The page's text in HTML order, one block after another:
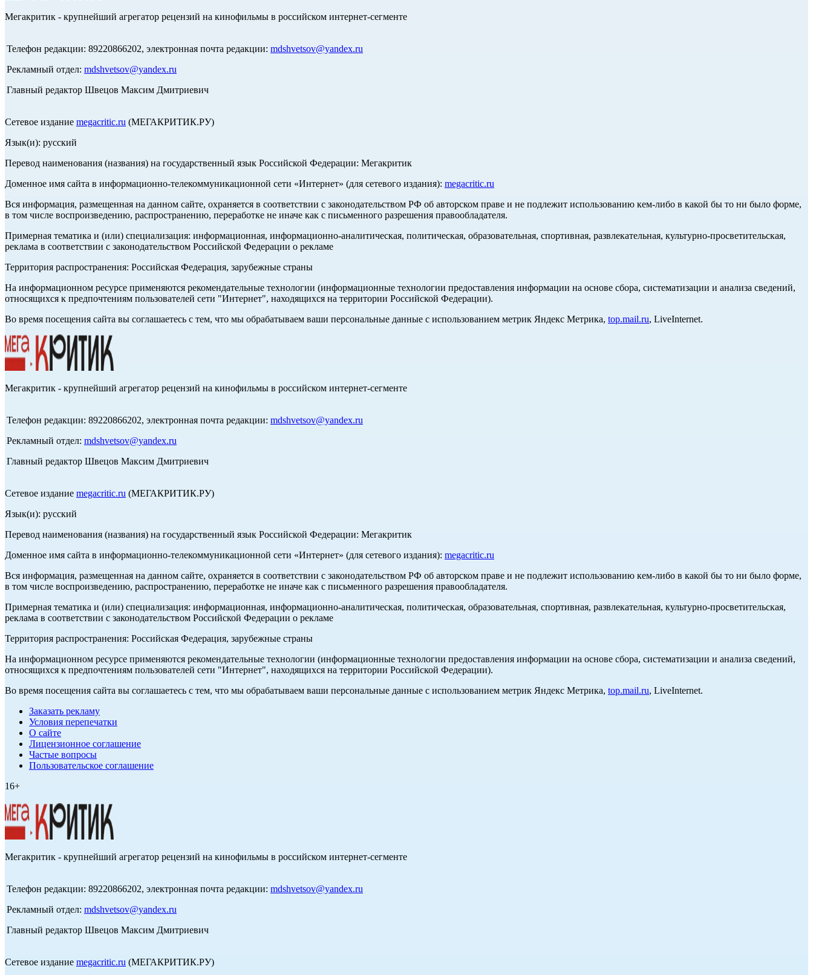
Мегакритик - крупнейший агрегатор рецензий на кинофильмы в российском интернет-сегменте
Телефон редакции: 89220866202, электронная почта редакции: mdshvetsov@yandex.ru
Рекламный отдел: mdshvetsov@yandex.ru
Главный редактор Швецов Максим Дмитриевич
Сетевое издание megacritic.ru (МЕГАКРИТИК.РУ)
Язык(и): русский
Перевод наименования (названия) на государственный язык Российской Федерации: Мегакритик
Доменное имя сайта в информационно-телекоммуникационной сети «Интернет» (для сетевого издания): megacritic.ru
Вся информация, размещенная на данном сайте, охраняется в соответствии с законодательством РФ об авторском праве и не подлежит использованию кем-либо в какой бы то ни было форме,
в том числе воспроизведению, распространению, переработке не иначе как с письменного разрешения правообладателя.
Примерная тематика и (или) специализация: информационная, информационно-аналитическая, политическая, образовательная, спортивная, развлекательная, культурно-просветительская,
реклама в соответствии с законодательством Российской Федерации о рекламе
Территория распространения: Российская Федерация, зарубежные страны
На информационном ресурсе применяются рекомендательные технологии (информационные технологии предоставления информации на основе сбора, систематизации и анализа сведений,
относящихся к предпочтениям пользователей сети "Интернет", находящихся на территории Российской Федерации).
Во время посещения сайта вы соглашаетесь с тем, что мы обрабатываем ваши персональные данные с использованием метрик Яндекс Метрика, top.mail.ru, LiveInternet.
Мегакритик - крупнейший агрегатор рецензий на кинофильмы в российском интернет-сегменте
Телефон редакции: 89220866202, электронная почта редакции: mdshvetsov@yandex.ru
Рекламный отдел: mdshvetsov@yandex.ru
Главный редактор Швецов Максим Дмитриевич
Сетевое издание megacritic.ru (МЕГАКРИТИК.РУ)
Язык(и): русский
Перевод наименования (названия) на государственный язык Российской Федерации: Мегакритик
Доменное имя сайта в информационно-телекоммуникационной сети «Интернет» (для сетевого издания): megacritic.ru
Вся информация, размещенная на данном сайте, охраняется в соответствии с законодательством РФ об авторском праве и не подлежит использованию кем-либо в какой бы то ни было форме,
в том числе воспроизведению, распространению, переработке не иначе как с письменного разрешения правообладателя.
Примерная тематика и (или) специализация: информационная, информационно-аналитическая, политическая, образовательная, спортивная, развлекательная, культурно-просветительская,
реклама в соответствии с законодательством Российской Федерации о рекламе
Территория распространения: Российская Федерация, зарубежные страны
На информационном ресурсе применяются рекомендательные технологии (информационные технологии предоставления информации на основе сбора, систематизации и анализа сведений,
относящихся к предпочтениям пользователей сети "Интернет", находящихся на территории Российской Федерации).
Во время посещения сайта вы соглашаетесь с тем, что мы обрабатываем ваши персональные данные с использованием метрик Яндекс Метрика, top.mail.ru, LiveInternet.
Заказать рекламу
Условия перепечатки
О сайте
Лицензионное соглашение
Частые вопросы
Пользовательское соглашение
16+
Мегакритик - крупнейший агрегатор рецензий на кинофильмы в российском интернет-сегменте
Телефон редакции: 89220866202, электронная почта редакции: mdshvetsov@yandex.ru
Рекламный отдел: mdshvetsov@yandex.ru
Главный редактор Швецов Максим Дмитриевич
Сетевое издание megacritic.ru (МЕГАКРИТИК.РУ)